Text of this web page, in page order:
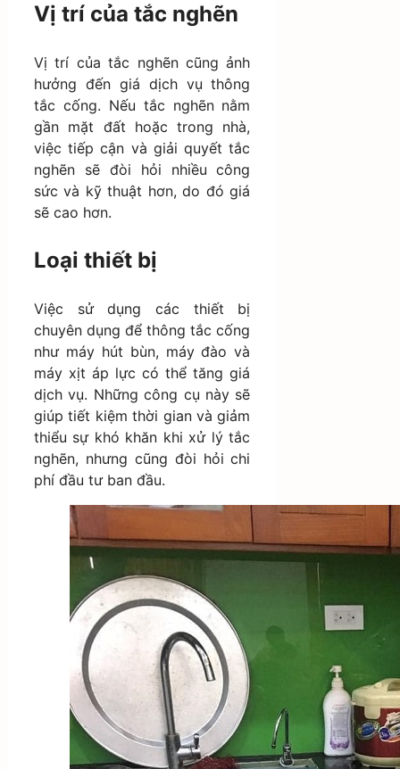
Vị trí của tắc nghẽn
Vị trí của tắc nghẽn cũng ảnh
hưởng đến giá dịch vụ thông
tắc cống. Nếu tắc nghẽn nằm
gần mặt đất hoặc trong nhà,
việc tiếp cận và giải quyết tắc
nghẽn sẽ đòi hỏi nhiều công
sức và kỹ thuật hơn, do đó giá
sẽ cao hơn.
Loại thiết bị
Việc sử dụng các thiết bị
chuyên dụng để thông tắc cống
như máy hút bùn, máy đào và
máy xịt áp lực có thể tăng giá
dịch vụ. Những công cụ này sẽ
giúp tiết kiệm thời gian và giảm
thiểu sự khó khăn khi xử lý tắc
nghẽn, nhưng cũng đòi hỏi chi
phí đầu tư ban đầu.